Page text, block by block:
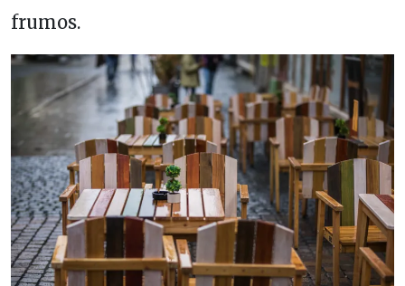
frumos.